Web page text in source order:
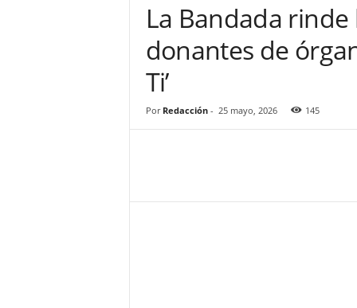
La Bandada
donantes de
Ti’
Por Redacción- 25 mayo, 2026 145